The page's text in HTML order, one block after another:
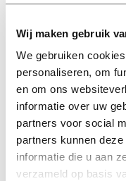
Wij maken gebruik
We gebruiken
personaliseren, om
en om ons
informatie over uw
partners voor social
partners kunnen
informatie die u aan
verzameld op basis
moet naar
Europees gestuurd
Europese
maken over
Dijkgraaf ziet dat
VS zichzelf in eigen
manier biedt dat ook